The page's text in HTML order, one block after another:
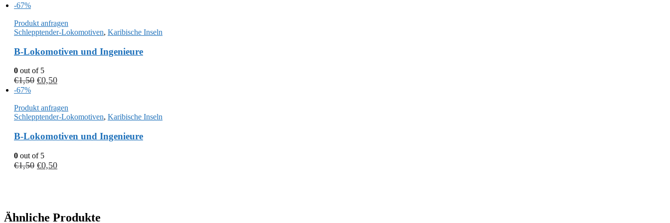
-67%
Produkt anfragen
Schlepptender-Lokomotiven, Karibische Inseln
B-Lokomotiven und Ingenieure
0 out of 5
€1,50 €0,50
-67%
Produkt anfragen
Schlepptender-Lokomotiven, Karibische Inseln
B-Lokomotiven und Ingenieure
0 out of 5
€1,50 €0,50
Ähnliche Produkte